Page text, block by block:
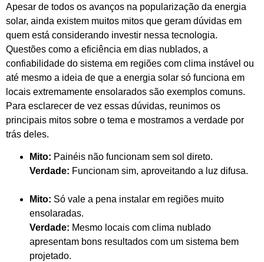
Apesar de todos os avanços na popularização da energia
solar, ainda existem muitos mitos que geram dúvidas em
quem está considerando investir nessa tecnologia.
Questões como a eficiência em dias nublados, a
confiabilidade do sistema em regiões com clima instável ou
até mesmo a ideia de que a energia solar só funciona em
locais extremamente ensolarados são exemplos comuns.
Para esclarecer de vez essas dúvidas, reunimos os
principais mitos sobre o tema e mostramos a verdade por
trás deles.
Mito: Painéis não funcionam sem sol direto.
Verdade: Funcionam sim, aproveitando a luz difusa.
Mito: Só vale a pena instalar em regiões muito
ensolaradas.
Verdade: Mesmo locais com clima nublado
apresentam bons resultados com um sistema bem
projetado.